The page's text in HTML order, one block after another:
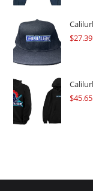
$27.39
$45.65